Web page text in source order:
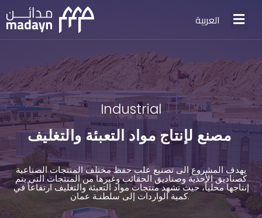
العربية
Industrial
مصنع لإنتاج مواد التعبئة والتغليف
يهدف المشروع الى تصنيع علب حفظ مختلف المنتجات الصناعية
كصناديق الأحذية وصناديق الحقائب وغيرها من المنتجات التي يتم
إنتاجها محلياً، حيث تشهد منتجات مواد التعبئة والتغليف ارتفاعاً في
كمية الواردات إلى سلطنـة عمان.